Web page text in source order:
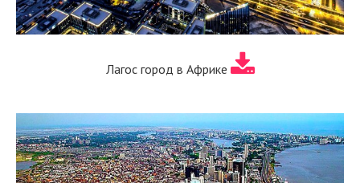
Лагос город в Африке